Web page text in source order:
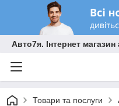
Авто7я. Інтернет
Товари та послуги